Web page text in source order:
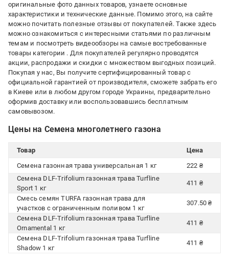
оригинальные фото данных товаров, узнаете основные
характеристики и технические данные. Помимо этого, на сайте
можно почитать полезные отзывы от покупателей. Также здесь
можно ознакомиться с интересными статьями по различным
темам и посмотреть видеообзоры на самые востребованные
товары категории . Для покупателей регулярно проводятся
акции, распродажи и скидки с множеством выгодных позиций.
Покупая у нас, Вы получите сертифицированный товар с
официальной гарантией от производителя, сможете забрать его
в Киеве или в любом другом городе Украины, предварительно
оформив доставку или воспользовавшись бесплатным
самовывозом.
Цены на Семена многолетнего газона
Товар
Цена
Семена газонная трава универсальная 1 кг
222 ₴
Семена DLF-Trifolium газонная трава Turfline
Sport 1 кг
411 ₴
Смесь семян TURFA газонная трава для
участков с ограниченным поливом 1 кг
307.50 ₴
Семена DLF-Trifolium газонная трава Turfline
Ornamental 1 кг
411 ₴
Семена DLF-Trifolium газонная трава Turfline
Shadow 1 кг
411 ₴